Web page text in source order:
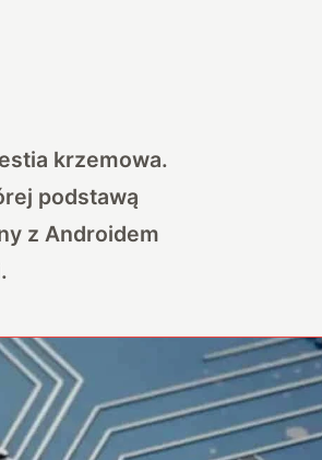
krzemowa.
podstawą
z Androidem